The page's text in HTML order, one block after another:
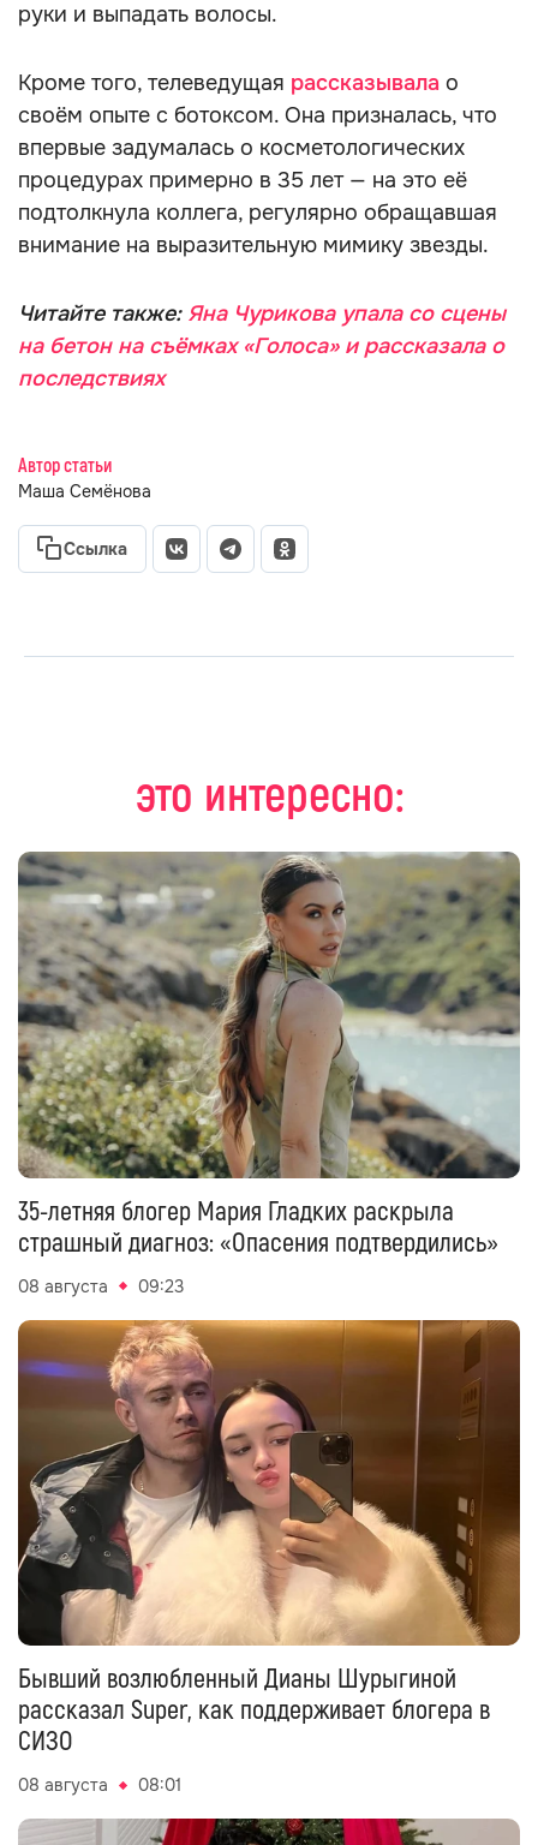
руки и выпадать волосы.
Кроме того, телеведущая рассказывала о
своём опыте с ботоксом. Она призналась, что
впервые задумалась о косметологических
процедурах примерно в 35 лет — на это её
подтолкнула коллега, регулярно обращавшая
внимание на выразительную мимику звезды.
Читайте также: Яна Чурикова упала со сцены
на бетон на съёмках «Голоса» и рассказала о
последствиях
Автор статьи
Маша Семёнова
Ссылка
это интересно:
35-летняя блогер Мария Гладких раскрыла
страшный диагноз: «Опасения подтвердились»
08 августа 09:23
Бывший возлюбленный Дианы Шурыгиной
рассказал Super, как поддерживает блогера в
СИЗО
08 августа 08:01